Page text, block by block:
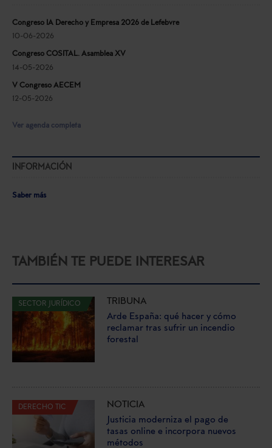
Congreso IA Derecho y Empresa 2026 de Lefebvre
10-06-2026
Congreso COSITAL. Asamblea XV
14-05-2026
V Congreso AECEM
12-05-2026
Ver agenda completa
INFORMACIÓN
Saber más
TAMBIÉN TE PUEDE INTERESAR
SECTOR JURÍDICO
TRIBUNA
Arde España: qué hacer y cómo
reclamar tras sufrir un incendio
forestal
DERECHO TIC
NOTICIA
Justicia moderniza el pago de
tasas online e incorpora nuevos
métodos